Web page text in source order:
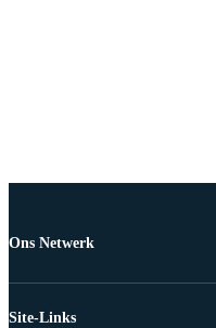
Ons Netwerk
Site-Links